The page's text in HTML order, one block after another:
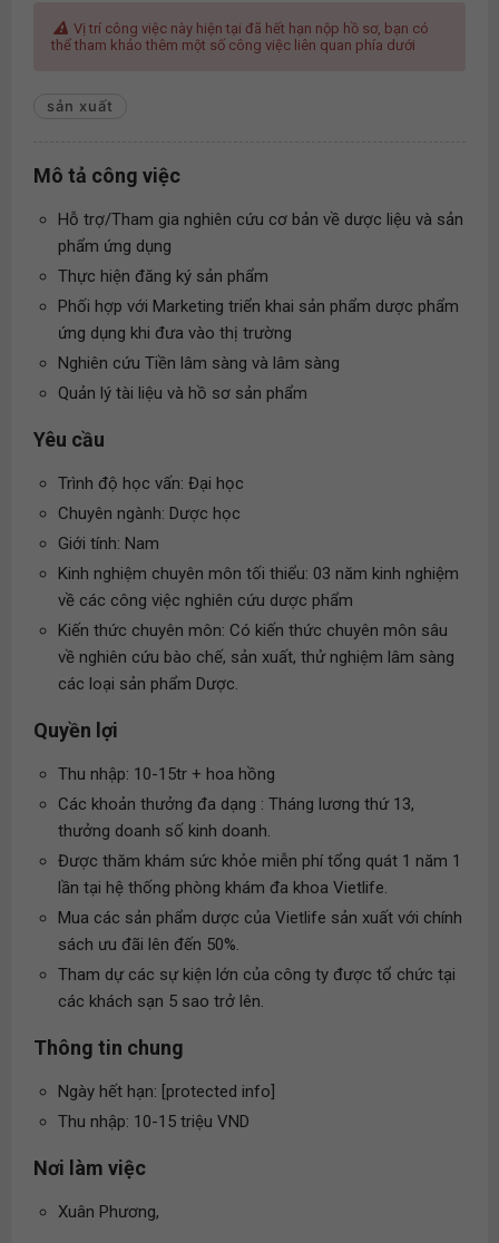
Vị trí công việc này hiện tại đã hết hạn nộp hồ sơ, bạn có
thể tham khảo thêm một số công việc liên quan phía dưới
sản xuất
Mô tả công việc
Hỗ trợ/Tham gia nghiên cứu cơ bản về dược liệu và sản
phẩm ứng dụng
Thực hiện đăng ký sản phẩm
Phối hợp với Marketing triển khai sản phẩm dược phẩm
ứng dụng khi đưa vào thị trường
Nghiên cứu Tiền lâm sàng và lâm sàng
Quản lý tài liệu và hồ sơ sản phẩm
Yêu cầu
Trình độ học vấn: Đại học
Chuyên ngành: Dược học
Giới tính: Nam
Kinh nghiệm chuyên môn tối thiểu: 03 năm kinh nghiệm
về các công việc nghiên cứu dược phẩm
Kiến thức chuyên môn: Có kiến thức chuyên môn sâu
về nghiên cứu bào chế, sản xuất, thử nghiệm lâm sàng
các loại sản phẩm Dược.
Quyền lợi
Thu nhập: 10-15tr + hoa hồng
Các khoản thưởng đa dạng : Tháng lương thứ 13,
thưởng doanh số kinh doanh.
Được thăm khám sức khỏe miễn phí tổng quát 1 năm 1
lần tại hệ thống phòng khám đa khoa Vietlife.
Mua các sản phẩm dược của Vietlife sản xuất với chính
sách ưu đãi lên đến 50%.
Tham dự các sự kiện lớn của công ty được tổ chức tại
các khách sạn 5 sao trở lên.
Thông tin chung
Ngày hết hạn: [protected info]
Thu nhập: 10-15 triệu VND
Nơi làm việc
Xuân Phương,